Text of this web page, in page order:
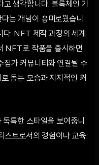
생각합니다. 블록체인 기
는 개념이 흥미로웠습니
다. NFT 제작 과정의 세계
NFT로 작품을 출시하면
집가 커뮤니티와 연결될 수
돕는 모습과 지지적인 커
특한 스타일을 보여줍니
스트로서의 경험이나 교육